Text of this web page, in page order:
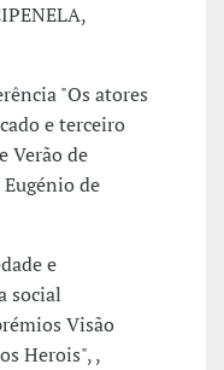
"Os atores
e terceiro
Verão de
de
e
social
Visão
Herois", ,